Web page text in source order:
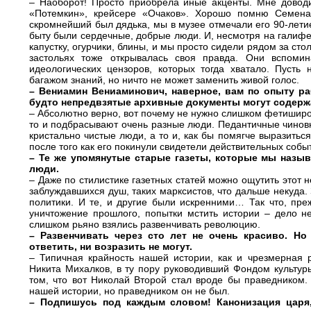
«Потемкин», крейсере «Очаков». Хорошо помню
скромнейший был дядька, мы в музее отмечали его 90-
быту были сердечные, добрые люди. И, несмотря на
капустку, огурчики, блины, и мы просто сидели рядом за
застольях тоже открывалась своя правда. Они
идеологических цензоров, которых тогда хватало.
багажом знаний, но ничто не может заменить живой голос.
– Вениамин Вениаминович, наверное, вам по опыту
будто непредвзятые архивные документы могут
– Абсолютно верно, вот почему не нужно слишком
то и подбрасывают очень разные люди. Педантичные
кристально чистые люди, а то и, как бы помягче
после того как его покинули свидетели действительных
– Те же упомянутые старые газеты, которые мы
люди.
– Даже по стилистике газетных статей можно ощутить
заблуждавшихся душ, таких марксистов, что дальше
политики. И те, и другие были искренними… Так что,
уничтожение прошлого, попытки мстить истории –
слишком рьяно взялись развенчивать революцию.
– Развенчивать через сто лет не очень красиво.
ответить, ни возразить не могут.
– Типичная крайность нашей истории, как и
Никита Михалков, в ту пору руководивший Фондом
том, что вот Николай Второй стал вроде бы
нашей истории, но праведником он не был.
– Подпишусь под каждым словом! Канонизация